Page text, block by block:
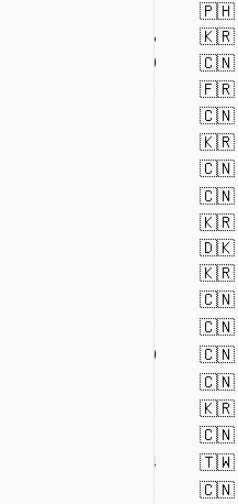
🇵🇭
68
🇰🇷
69
🇨🇳
🇫🇷
🇨🇳
🇰🇷
🇨🇳
🇨🇳
🇰🇷
🇩🇰
🇰🇷
🇨🇳
🇨🇳
80
🇨🇳
🇨🇳
🇰🇷
🇨🇳
84
🇹🇼
🇨🇳